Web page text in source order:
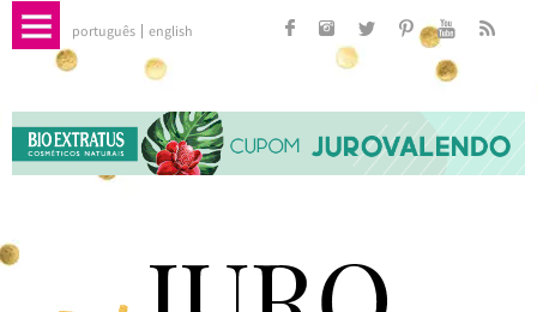
português english